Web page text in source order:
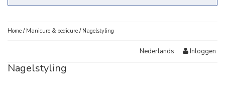
Home / Manicure & pedicure / Nagelstyling
Nederlands Inloggen
Nagelstyling